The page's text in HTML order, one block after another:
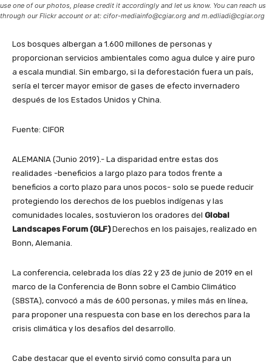
use one of our photos, please credit it accordingly and let us know. You can reach us
through our Flickr account or at: cifor-mediainfo@cgiar.org and m.edliadi@cgiar.org
Los bosques albergan a 1.600 millones de personas y
proporcionan servicios ambientales como agua dulce y aire puro
a escala mundial. Sin embargo, si la deforestación fuera un país,
sería el tercer mayor emisor de gases de efecto invernadero
después de los Estados Unidos y China.
Fuente: CIFOR
ALEMANIA (Junio 2019).- La disparidad entre estas dos
realidades -beneficios a largo plazo para todos frente a
beneficios a corto plazo para unos pocos- solo se puede reducir
protegiendo los derechos de los pueblos indígenas y las
comunidades locales, sostuvieron los oradores del Global
Landscapes Forum (GLF)Derechos en los paisajes, realizado en
Bonn, Alemania.
La conferencia, celebrada los días 22 y 23 de junio de 2019 en el
marco de la Conferencia de Bonn sobre el Cambio Climático
(SBSTA), convocó a más de 600 personas, y miles más en línea,
para proponer una respuesta con base en los derechos para la
crisis climática y los desafíos del desarrollo.
Cabe destacar que el evento sirvió como consulta para un